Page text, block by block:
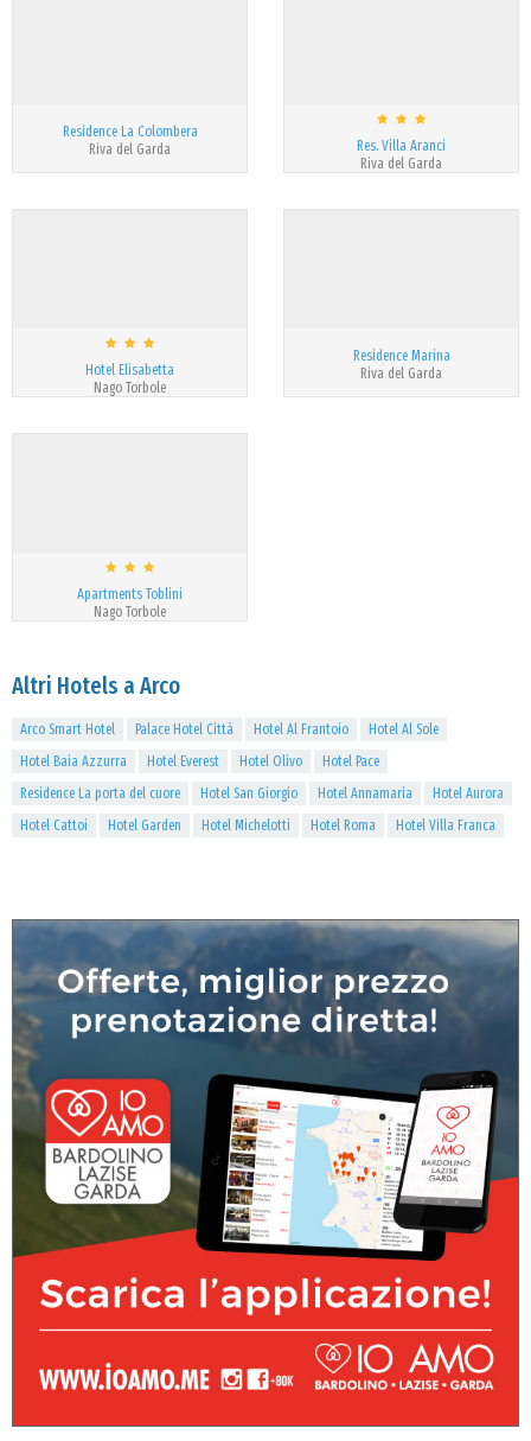
Residence La Colombera
Riva del Garda
Res. Villa Aranci
Riva del Garda
Hotel Elisabetta
Nago Torbole
Residence Marina
Riva del Garda
Apartments Toblini
Nago Torbole
Altri Hotels a Arco
Arco Smart Hotel Palace Hotel Città Hotel Al Frantoio
Hotel Al Sole
Hotel Baia Azzurra
Hotel Everest Hotel Olivo
Hotel Pace
Residence La porta del cuore
Hotel San Giorgio Hotel Annamaria
Hotel Aurora
Hotel Cattoi
Hotel Garden Hotel Michelotti Hotel Roma Hotel Villa Franca